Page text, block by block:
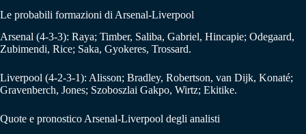
Le probabili formazioni di Arsenal-Liverpool
Arsenal (4-3-3): Raya; Timber, Saliba, Gabriel, Hincapie; Odegaard,
Zubimendi, Rice; Saka, Gyokeres, Trossard.
Liverpool (4-2-3-1): Alisson; Bradley, Robertson, van Dijk, Konaté;
Gravenberch, Jones; Szoboszlai Gakpo, Wirtz; Ekitike.
Quote e pronostico Arsenal-Liverpool degli analisti